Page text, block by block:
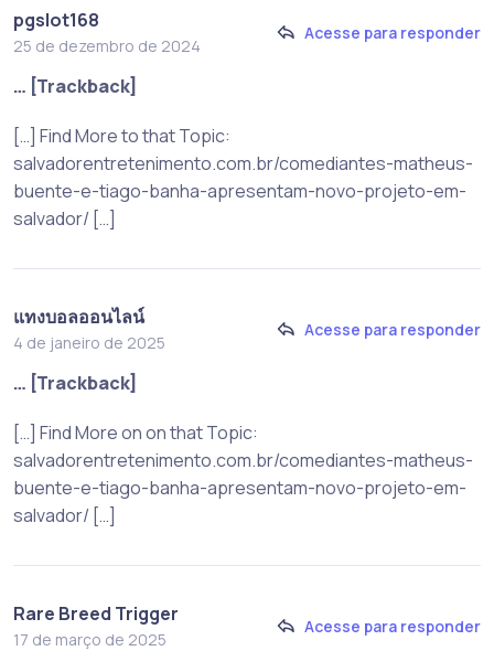
pgslot168
25 de dezembro de 2024
Acesse para responder
… [Trackback]
[…] Find More to that Topic:
salvadorentretenimento.com.br/comediantes-matheus-
buente-e-tiago-banha-apresentam-novo-projeto-em-
salvador/ […]
แทงบอลออนไลน์
4 de janeiro de 2025
Acesse para responder
… [Trackback]
[…] Find More on on that Topic:
salvadorentretenimento.com.br/comediantes-matheus-
buente-e-tiago-banha-apresentam-novo-projeto-em-
salvador/ […]
Rare Breed Trigger
17 de março de 2025
Acesse para responder